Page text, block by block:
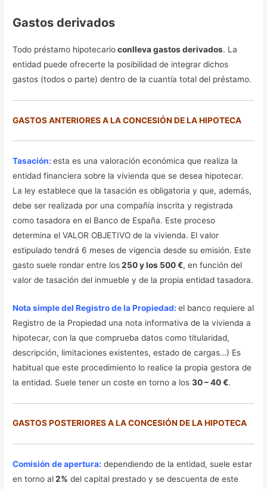
Gastos derivados
Todo préstamo hipotecarioconlleva gastos derivados. La
entidad puede ofrecerte la posibilidad de integrar dichos
gastos (todos o parte) dentro de la cuantía total del préstamo.
GASTOS ANTERIORES A LA CONCESIÓN DE LA HIPOTECA
Tasación: esta es una valoración económica que realiza la
entidad financiera sobre la vivienda que se desea hipotecar.
La ley establece que la tasación es obligatoria y que, además,
debe ser realizada por una compañía inscrita y registrada
como tasadora en el Banco de España. Este proceso
determina el VALOR OBJETIVO de la vivienda. El valor
estipulado tendrá 6 meses de vigencia desde su emisión. Este
gasto suele rondar entre los250 y los 500 €, en función del
valor de tasación del inmueble y de la propia entidad tasadora.
Nota simple del Registro de la Propiedad:el banco requiere al
Registro de la Propiedad una nota informativa de la vivienda a
hipotecar, con la que comprueba datos como titularidad,
descripción, limitaciones existentes, estado de cargas…) Es
habitual que este procedimiento lo realice la propia gestora de
la entidad. Suele tener un coste en torno a los30 – 40 €.
GASTOS POSTERIORES A LA CONCESIÓN DE LA HIPOTECA
Comisión de apertura: dependiendo de la entidad, suele estar
en torno al2% del capital prestado y se descuenta de este